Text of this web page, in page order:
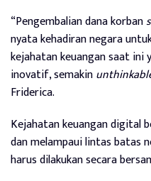
“Pengembalian dana korban
nyata kehadiran negara
kejahatan keuangan saat ini
inovatif, semakin
Friderica.
Kejahatan keuangan digital
dan melampaui lintas batas
harus dilakukan secara